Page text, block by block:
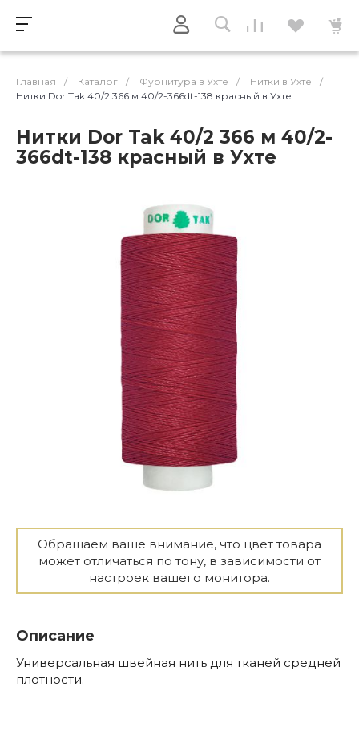
Главная / Каталог / Фурнитура в Ухте / Нитки в Ухте
/
Нитки Dor Tak 40/2 366 м 40/2-366dt-138 красный в Ухте
Нитки Dor Tak 40/2 366 м 40/2-
366dt-138 красный в Ухте
Обращаем ваше внимание, что цвет товара
может отличаться по тону, в зависимости от
настроек вашего монитора.
Описание
Универсальная швейная нить для тканей средней
плотности.